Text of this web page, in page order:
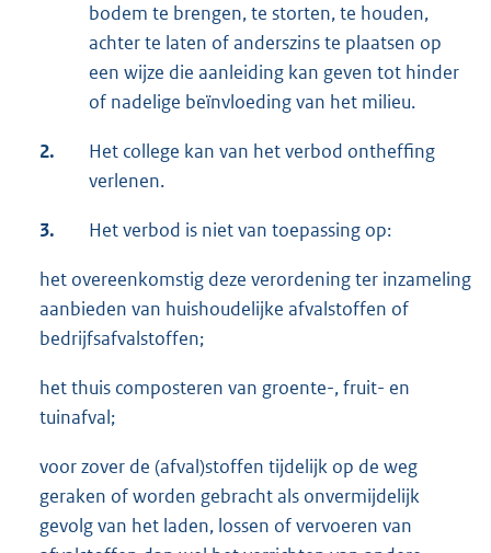
bodem te brengen, te storten, te houden,
achter te laten of anderszins te plaatsen op
een wijze die aanleiding kan geven tot hinder
of nadelige beïnvloeding van het milieu.
2.
Het college kan van het verbod ontheffing
verlenen.
3. Het verbod is niet van toepassing op:
het overeenkomstig deze verordening ter inzameling
aanbieden van huishoudelijke afvalstoffen of
bedrijfsafvalstoffen;
het thuis composteren van groente-, fruit- en
tuinafval;
voor zover de (afval)stoffen tijdelijk op de weg
geraken of worden gebracht als onvermijdelijk
gevolg van het laden, lossen of vervoeren van